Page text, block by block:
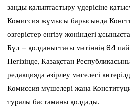
заңды қалыптастыру үдерісіне
Комиссия жұмысы барысында
өзгерістер енгізу жөніндегі
Бұл – қолданыстағы мәтіннің 84
Негізінде, Қазақстан
редакцияда әзірлеу мәселесі
Комиссия мүшелері жаңа
туралы бастаманы қолдады.